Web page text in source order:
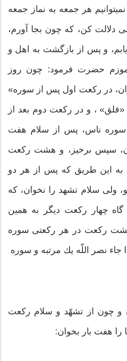
هر جمعه به نماز جمعه
دلالت كن، كه چون بجا آورم،
و پس از بازگشت به اهل و
حضرت فرمود: چون روز
در ركعت اول پس از سوره»
، و در ركعت دوم بعد از
ناس، پس از سلام هفت
سپس برخيز، و هشت ركعت
به اين طريق كه پس از هر دو
ولى سلام تشهد را نخوان، كه
چهار ركعت ديگر به همين
ركعت در هر ركعتى سوره
جاء نصر اللّه يك مرتبه و سوره
و چون از تشهّد و سلام ركعت
هفت بار بخوان: